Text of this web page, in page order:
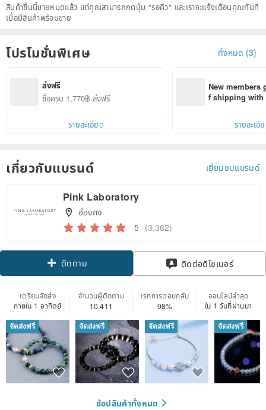
สินค้าชิ้นนี้ขายหมดแล้ว แต่คุณสามารถกดปุ่ม "รอคิว" และเราจะแจ้งเตือนคุณทันที
เมื่อมีสินค้าพร้อมขาย
โปรโมชั่นพิเศษ ทั้งหมด (3)
ส่งฟรี
ซื้อครบ 1,770฿ ส่งฟรี
รายละเอียด
New members
f shipping
within 7 days!
รายละเอี
เกี่ยวกับแบรนด์ เยี่ยมชมแบรนด์
Pink Laboratory
ฮ่องกง
5 (3,362)
ติดตาม ติดต่อดีไซเนอร์
เตรียมจัดส่ง
ภายใน 1 อาทิตย์
จำนวนผู้ติดตาม
10,411
เรทการตอบกลับ
98%
ออนไลน์ล่าสุด
ใน 1 วันที่ผ่านมา
จัดส่งฟรี จัดส่งฟรี จัดส่งฟรี จัดส่งฟรี
ช้อปสินค้าทั้งหมด